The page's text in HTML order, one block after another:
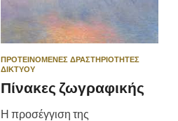
ΠΡΟΤΕΙΝΌΜΕΝΕΣ ΔΡΑΣΤΗΡΙΌΤΗΤΕΣ
ΔΙΚΤΎΟΥ
Πίνακες ζωγραφικής
Η προσέγγιση της